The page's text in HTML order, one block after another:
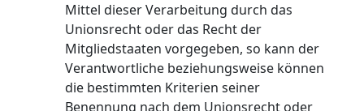
Mittel dieser Verarbeitung durch das
Unionsrecht oder das Recht der
Mitgliedstaaten vorgegeben, so kann der
Verantwortliche beziehungsweise können
die bestimmten Kriterien seiner
Benennung nach dem Unionsrecht oder